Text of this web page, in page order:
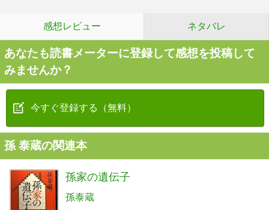
感想レビュー ネタバレ
あなたも読書メーターに登録して感想を投稿して
みませんか？
今すぐ登録する（無料）
孫 泰蔵の関連本
孫家の遺伝子
孫泰蔵